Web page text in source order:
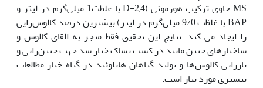
MS حاوی ترکیب هورمونی (2,4-D با غلظت‌1 میلی‌گرم در لیتر و
BAP با غلظت 9/0 میلی‌گرم در لیتر) بیشترین درصد کالوس‌زایی
را ایجاد می کند. نتایج این تحقیق فقط منجر به القای کالوس و
ساختارهای جنین مانند در کشت بساک خیار شد جهت جنین‌زایی و
باززایی کالوس‌ها و تولید گیاهان هاپلوئید در گیاه خیار مطالعات
بیشتری مورد نیاز است.